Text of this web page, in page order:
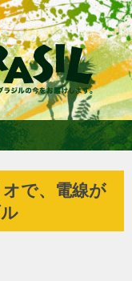
で、電線が